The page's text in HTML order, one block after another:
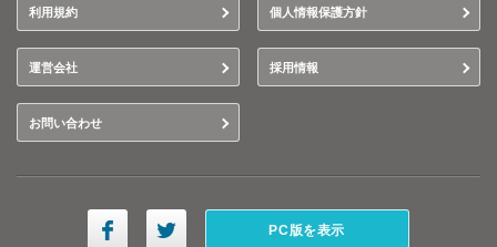
利用規約 個人情報保護方針
運営会社 採用情報
お問い合わせ
PC版を表示